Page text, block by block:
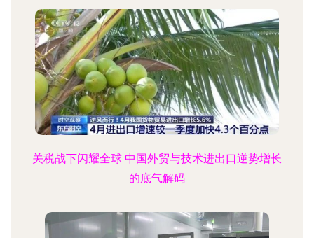
关税战下闪耀全球 中国外贸与技术进出口逆势增长
的底气解码